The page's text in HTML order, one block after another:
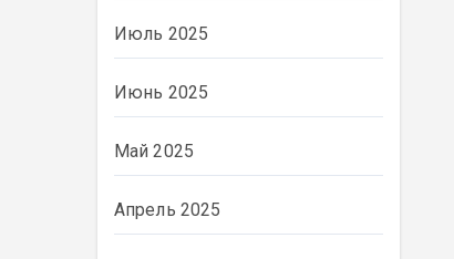
Июль 2025
Июнь 2025
Май 2025
Апрель 2025
ВЛАСТЬ